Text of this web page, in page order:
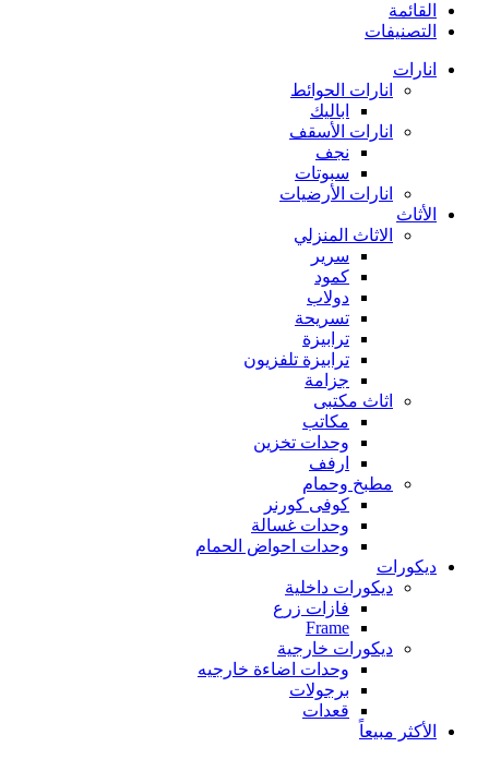
القائمة
التصنيفات
انارات
انارات الحوائط
اباليك
انارات الأسقف
نجف
سبوتات
انارات الأرضيات
الأثاث
الاثاث المنزلي
سرير
كمود
دولاب
تسريحة
ترابيزة
ترابيزة تلفزيون
جزامة
اثاث مكتبى
مكاتب
وحدات تخزين
ارفف
مطبخ وحمام
كوفى كورنر
وحدات غسالة
وحدات احواض الحمام
ديكورات
ديكورات داخلية
فازات زرع
Frame
ديكورات خارجية
وحدات اضاءة خارجيه
برجولات
قعدات
الأكثر مبيعاً